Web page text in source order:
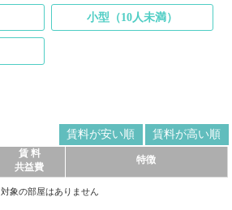
小型（10人未満）
賃料が安い順 賃料が高い順
賃 料
共益費
特徴
対象の部屋はありません